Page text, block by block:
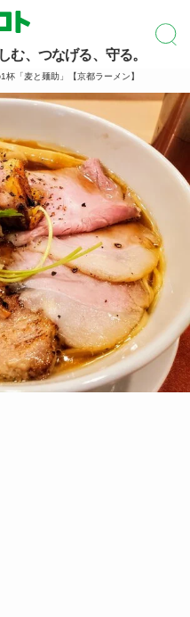
む、つなげる、守る。
「麦と麺助」【京都ラーメン】